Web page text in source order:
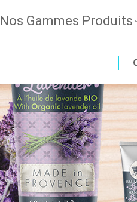
Nos Gammes Produits